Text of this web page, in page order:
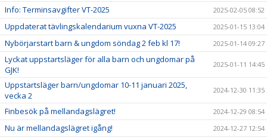
Info: Terminsavgifter VT-2025 2025-02-05 08:52
Uppdaterat tävlingskalendarium vuxna VT-2025 2025-01-15 13:04
Nybörjarstart barn & ungdom söndag 2 feb kl 17! 2025-01-14 09:27
Lyckat uppstartsläger för alla barn och ungdomar på
GJK!
2025-01-11 14:45
Uppstartsläger barn/ungdomar 10-11 januari 2025,
vecka 2
2024-12-30 11:35
Finbesök på mellandagslägret! 2024-12-29 08:54
Nu är mellandagslägret igång! 2024-12-27 12:54